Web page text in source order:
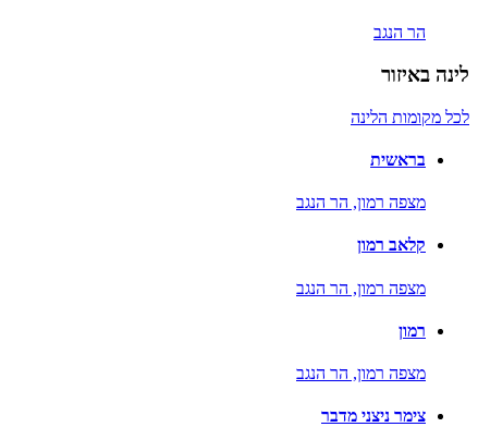
הר הנגב
לינה באיזור
לכל מקומות הלינה
בראשית
מצפה רמון, הר הנגב
קלאב רמון
מצפה רמון, הר הנגב
רמון
מצפה רמון, הר הנגב
צימר ניצני מדבר